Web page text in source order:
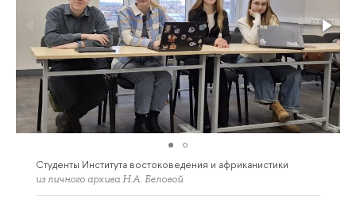
Студенты Института востоковедения и африканистики
из личного архива Н.А. Беловой